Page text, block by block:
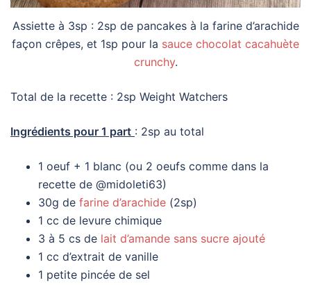
Assiette à 3sp : 2sp de pancakes à la farine d’arachide
façon crêpes, et 1sp pour la sauce chocolat cacahuète
crunchy.
Total de la recette : 2sp Weight Watchers
Ingrédients pour 1 part : 2sp au total
1 oeuf + 1 blanc (ou 2 oeufs comme dans la
recette de @midoleti63)
30g de farine d’arachide (2sp)
1 cc de levure chimique
3 à 5 cs de lait d’amande sans sucre ajouté
1 cc d’extrait de vanille
1 petite pincée de sel